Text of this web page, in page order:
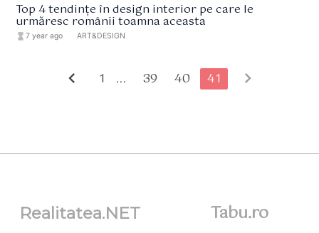
Top 4 tendințe în design interior pe care le
urmăresc românii toamna aceasta
hourglass_full7 year ago format_list_bulletedART&DESIGN
chevron_left 1 ... 39 40 41 chevron_right
Realitatea.NET Tabu.ro